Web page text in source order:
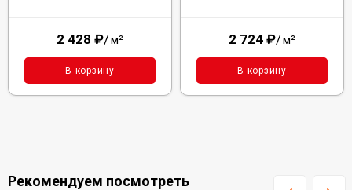
2 428 ₽/м²
В корзину
2 724 ₽/м²
В корзину
Рекомендуем посмотреть